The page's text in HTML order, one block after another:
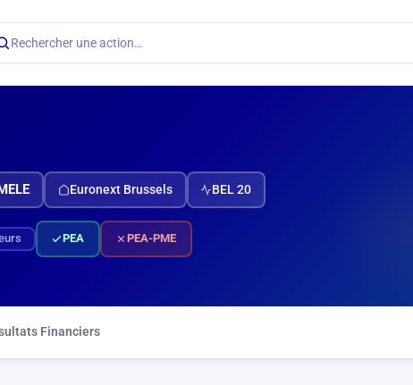
Rechercher une action…
MELE Euronext Brussels BEL 20
PEA PEA-PME
Financiers